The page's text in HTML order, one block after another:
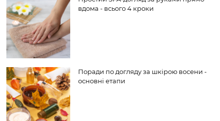
вдома - всього 4 кроки
Поради по догляду за шкірою восени -
основні етапи